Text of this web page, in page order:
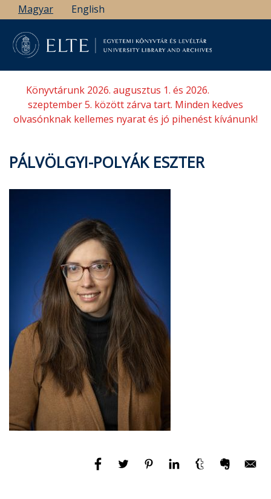
Ugrás
a
tartalomra
Magyar English
Könyvtárunk 2026. augusztus 1. és 2026.
szeptember 5. között zárva tart. Minden kedves
olvasónknak kellemes nyarat és jó pihenést kívánunk!
PÁLVÖLGYI-POLYÁK ESZTER